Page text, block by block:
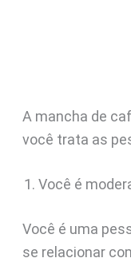
A mancha de
você trata as
Você é
Você é uma
se relacionar